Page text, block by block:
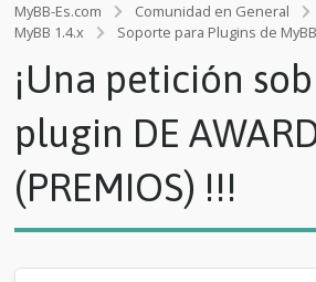
MyBB-Es.com Comunidad en General
MyBB 1.4.x
Soporte para Plugins de
¡Una petición
plugin DE
(PREMIOS) !!!